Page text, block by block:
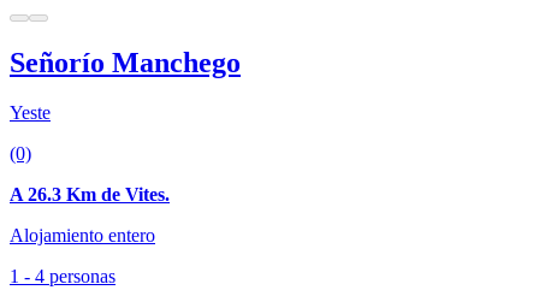
Señorío Manchego
Yeste
(0)
A 26.3 Km de Vites.
Alojamiento entero
1 - 4 personas